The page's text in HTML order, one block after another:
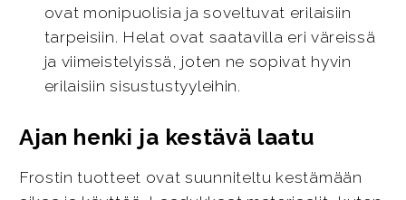
ovat monipuolisia ja soveltuvat erilaisiin
tarpeisiin. Helat ovat saatavilla eri väreissä
ja viimeistelyissä, joten ne sopivat hyvin
erilaisiin sisustustyyleihin.
Ajan henki ja kestävä laatu
Frostin tuotteet ovat suunniteltu kestämään